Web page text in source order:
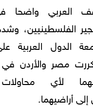
العربي
الفلسطينيين،
الدول العربية
مصر والأردن
لأي محاولات
أراضيهما.